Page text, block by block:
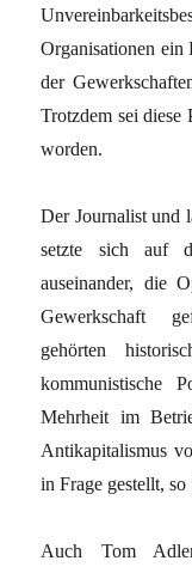
Organisationen ein
der
Trotzdem sei diese
worden.
Der Journalist und
setzte sich auf
auseinander, die
Gewerkschaft
gehörten
kommunistische
Mehrheit im
Antikapitalismus
in Frage gestellt, so
Auch Tom